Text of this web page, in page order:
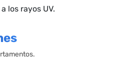
los rayos UV.